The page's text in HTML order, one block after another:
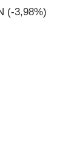
(-3,98%)